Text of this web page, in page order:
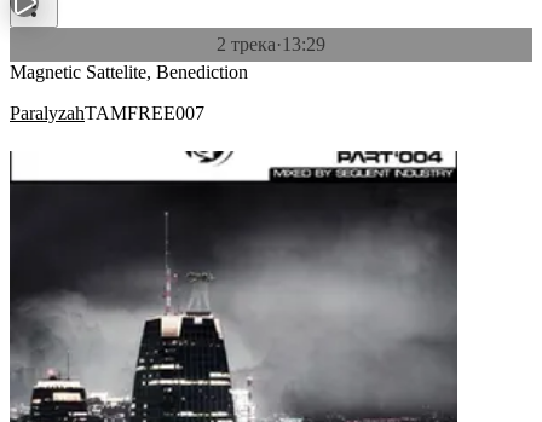
2 трека·13:29
Magnetic Sattelite, Benediction
ParalyzahTAMFREE007